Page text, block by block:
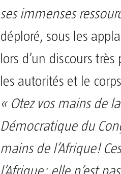
ses immenses
déploré, sous les
lors d’un discours
les autorités et le
« Otez vos mains de
Démocratique du
mains de l’Afrique!